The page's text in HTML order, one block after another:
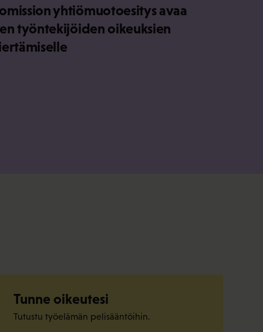
yhtiömuotoesitys avaa
työntekijöiden oikeuksien
Tunne oikeutesi
Tutustu työelämän pelisääntöihin.